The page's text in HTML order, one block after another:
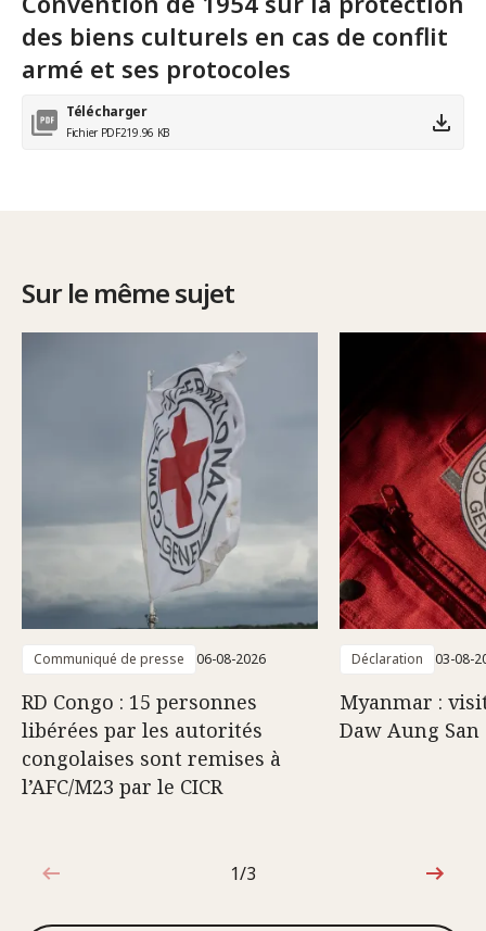
des biens culturels en cas de conflit
armé et ses protocoles
Télécharger
Fichier PDF219.96 KB
Sur le même sujet
Communiqué de presse 06-08-2026
RD Congo : 15 personnes
libérées par les autorités
congolaises sont remises à
l’AFC/M23 par le CICR
Déclaration 03-08-
Myanmar :
Daw Aung San
1sur3
1/3